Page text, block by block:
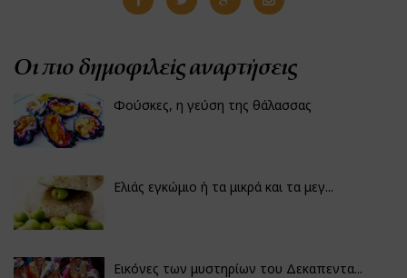
Οι πιο δημοφιλείς αναρτήσεις
Φούσκες, η γεύση της θάλασσας
Ελιάς εγκώμιο ή τα μικρά και τα μεγ...
Εικόνες των μυστηρίων του Δεκαπεντα...